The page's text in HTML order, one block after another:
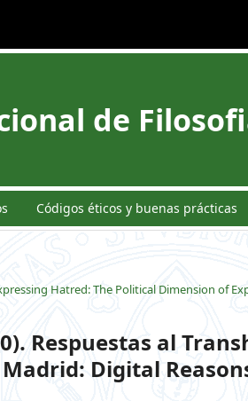
de
Códigos éticos y buenas prácticas
Hatred: The Political Dimension of
Respuestas al
Digital